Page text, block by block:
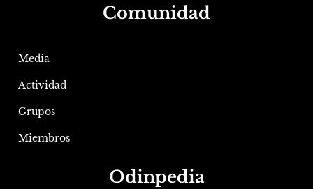
Comunidad
Media
Actividad
Grupos
Miembros
Odinpedia